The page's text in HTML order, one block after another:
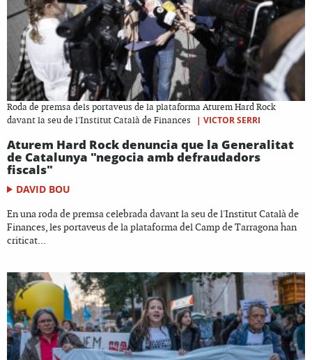
Roda de premsa dels portaveus de la plataforma Aturem Hard Rock
davant la seu de l'Institut Català de Finances
| VICTOR SERRI
Aturem Hard Rock denuncia que la Generalitat
de Catalunya "negocia amb defraudadors
fiscals"
DAVID BOU
En una roda de premsa celebrada davant la seu de l'Institut Català de
Finances, les portaveus de la plataforma del Camp de Tarragona han
criticat...